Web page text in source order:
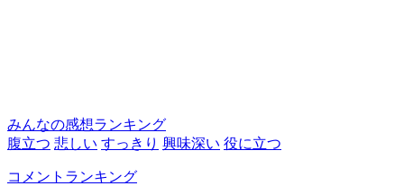
みんなの感想ランキング
腹立つ 悲しい すっきり 興味深い 役に立つ
コメントランキング